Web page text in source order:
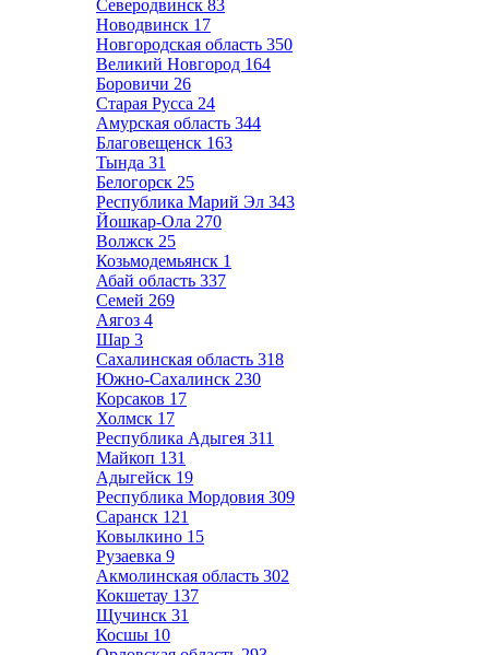
Северодвинск 83
Новодвинск 17
Новгородская область 350
Великий Новгород 164
Боровичи 26
Старая Русса 24
Амурская область 344
Благовещенск 163
Тында 31
Белогорск 25
Республика Марий Эл 343
Йошкар-Ола 270
Волжск 25
Козьмодемьянск 1
Абай область 337
Семей 269
Аягоз 4
Шар 3
Сахалинская область 318
Южно-Сахалинск 230
Корсаков 17
Холмск 17
Республика Адыгея 311
Майкоп 131
Адыгейск 19
Республика Мордовия 309
Саранск 121
Ковылкино 15
Рузаевка 9
Акмолинская область 302
Кокшетау 137
Щучинск 31
Косшы 10